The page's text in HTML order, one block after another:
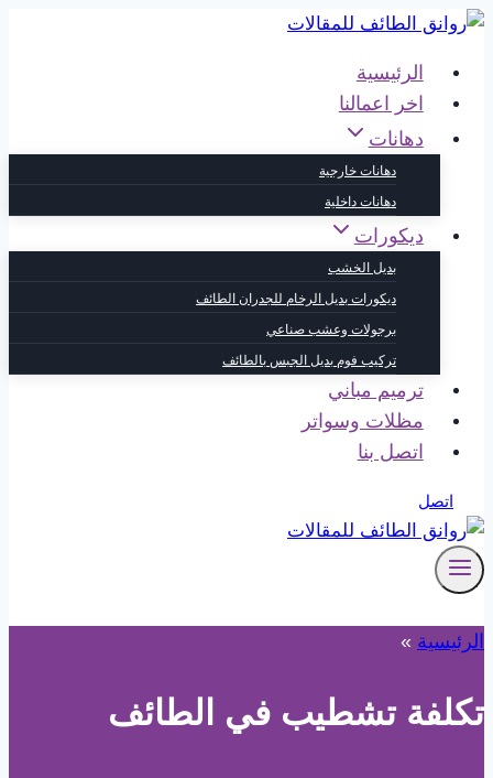
التجاوز
المحتوى الرئيسية
اخر اعمالنا
دهانات
دهانات خارجية
دهانات داخلية
ديكورات
بديل الخشب
ديكورات بديل الرخام للجدران الطائف
برجولات وعشب صناعي
تركيب فوم بديل الجبس بالطائف
ترميم مباني
مظلات وسواتر
اتصل بنا
اتصل
الرئيسية »
تكلفة تشطيب في الطائف